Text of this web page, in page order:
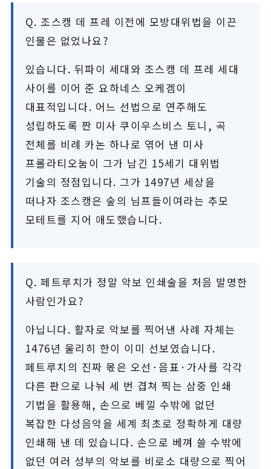
Q. 조스캥 데 프레 이전에 모방대위법을 이끈
인물은 없었나요?
있습니다. 뒤파이 세대와 조스캥 데 프레 세대
사이를 이어 준 요하네스 오케겜이
대표적입니다. 어느 선법으로 연주해도
성립하도록 짠 미사 쿠이우스비스 토니, 곡
전체를 비례 카논 하나로 엮어 낸 미사
프롤라티오눔이 그가 남긴 15세기 대위법
기술의 정점입니다. 그가 1497년 세상을
떠나자 조스캥은 숲의 님프들이여라는 추모
모테트를 지어 애도했습니다.
Q. 페트루치가 정말 악보 인쇄술을 처음 발명한
사람인가요?
아닙니다. 활자로 악보를 찍어낸 사례 자체는
1476년 울리히 한이 이미 선보였습니다.
페트루치의 진짜 몫은 오선·음표·가사를 각각
다른 판으로 나눠 세 번 겹쳐 찍는 삼중 인쇄
기법을 활용해, 손으로 베낄 수밖에 없던
복잡한 다성음악을 세계 최초로 정확하게 대량
인쇄해 낸 데 있습니다. 손으로 베껴 쓸 수밖에
없던 여러 성부의 악보를 비로소 대량으로 찍어